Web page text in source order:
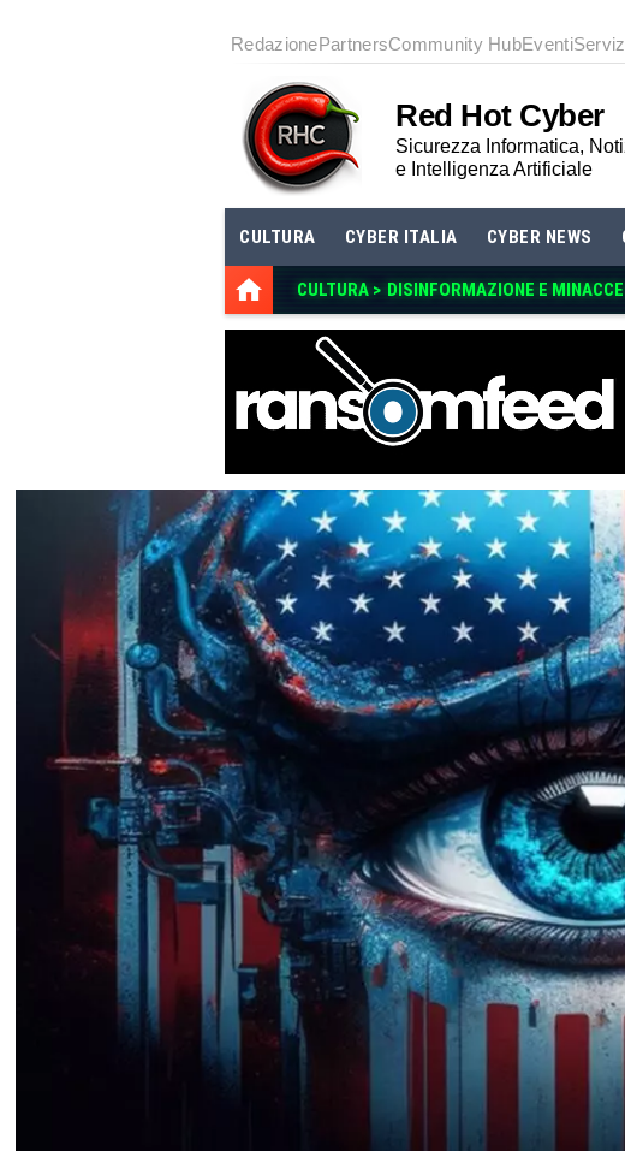
RedazionePartnersCommunity HubEventi
Red Hot Cyber
Sicurezza Informatica,
e Intelligenza Artificiale
CULTURA CYBER ITALIA CYBER NEWS
CULTURA > DISINFORMAZIONE E